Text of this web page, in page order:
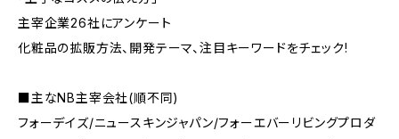
主宰企業26社にアンケート
化粧品の拡販方法、開発テーマ、注目キーワードをチェック!
■主なNB主宰会社(順不同)
フォーデイズ/ニュースキンジャパン/フォーエバーリビングプロダ